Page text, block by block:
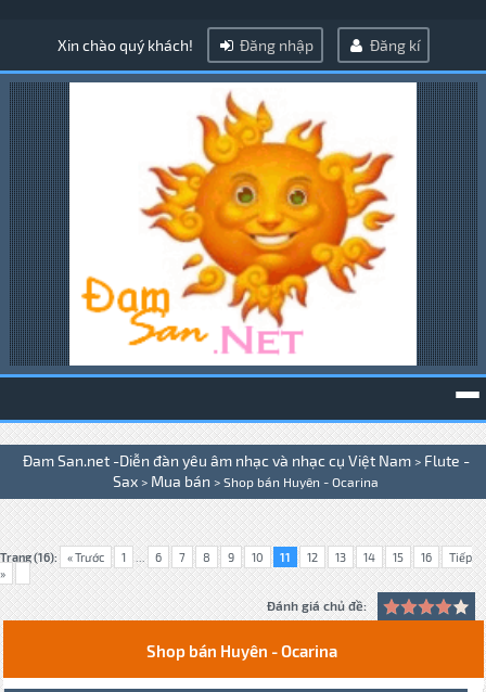
Xin chào quý khách! Đăng nhập Đăng kí
Đam San.net -Diễn đàn yêu âm nhạc và nhạc cụ Việt Nam > Flute -
Sax > Mua bán > Shop bán Huyên - Ocarina
Trang (16): « Trước 1 ... 6 7 8 9 10 11 12 13 14 15 16
Tiếp
»
Đánh giá chủ đề:
Shop bán Huyên - Ocarina